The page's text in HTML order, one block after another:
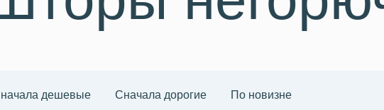
дешевые Сначала дорогие По новизне